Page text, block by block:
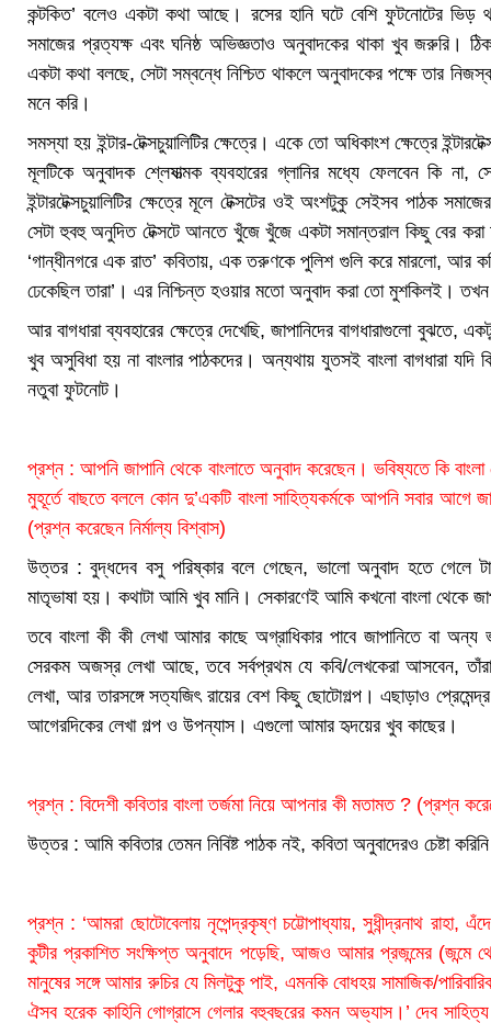
কন্টকিত’ বলেও একটা কথা আছে। রসের হানি ঘটে বেশি ফুটনোটের
সমাজের প্রত্যক্ষ এবং ঘনিষ্ঠ অভিজ্ঞতাও অনুবাদকের থাকা খুব জরুরি।
একটা কথা বলছে, সেটা সম্বন্ধে নিশ্চিত থাকলে অনুবাদকের পক্ষে তার
মনে করি।
সমস্যা হয় ইন্টার-টেক্সচুয়ালিটির ক্ষেত্রে। একে তো অধিকাংশ ক্ষেত্রে
মূলটিকে অনুবাদক শ্লেষাত্মক ব্যবহারের গ্লানির মধ্যে ফেলবেন কি না,
ইন্টারটেক্সচুয়ালিটির ক্ষেত্রে মূলে টেক্সটের ওই অংশটুকু সেইসব পাঠক
সেটা হুবহু অনুদিত টেক্সটে আনতে খুঁজে খুঁজে একটা সমান্তরাল কিছু বের করা
‘গান্ধীনগরে এক রাত’ কবিতায়, এক তরুণকে পুলিশ গুলি করে মারলো, আর
ঢেকেছিল তারা’। এর নিশ্চিন্ত হওয়ার মতো অনুবাদ করা তো মুশকিলই।
আর বাগধারা ব্যবহারের ক্ষেত্রে দেখেছি, জাপানিদের বাগধারাগুলো
খুব অসুবিধা হয় না বাংলার পাঠকদের। অন্যথায় যুতসই বাংলা বাগধারা
নতুবা ফুটনোট।
প্রশ্ন : আপনি জাপানি থেকে বাংলাতে অনুবাদ করেছেন। ভবিষ্যতে কি
মুহূর্তে বাছতে বললে কোন দু’একটি বাংলা সাহিত্যকর্মকে আপনি সবার আগে
(প্রশ্ন করেছেন নির্মাল্য বিশ্বাস)
উত্তর : বুদ্ধদেব বসু পরিষ্কার বলে গেছেন, ভালো অনুবাদ হতে গেলে
মাতৃভাষা হয়। কথাটা আমি খুব মানি। সেকারণেই আমি কখনো বাংলা থেকে
তবে বাংলা কী কী লেখা আমার কাছে অগ্রাধিকার পাবে জাপানিতে বা
সেরকম অজস্র লেখা আছে, তবে সর্বপ্রথম যে কবি/লেখকেরা আসবেন, তাঁরা
লেখা, আর তারসঙ্গে সত্যজিৎ রায়ের বেশ কিছু ছোটোগল্প। এছাড়াও প্রেমেন্দ্র
আগেরদিকের লেখা গল্প ও উপন্যাস। এগুলো আমার হৃদয়ের খুব কাছের।
প্রশ্ন : বিদেশী কবিতার বাংলা তর্জমা নিয়ে আপনার কী মতামত ? (প্রশ্ন
উত্তর : আমি কবিতার তেমন নিবিষ্ট পাঠক নই, কবিতা অনুবাদেরও চেষ্টা
প্রশ্ন : ‘আমরা ছোটোবেলায় নৃপেন্দ্রকৃষ্ণ চট্টোপাধ্যায়, সুধীন্দ্রনাথ রাহা,
কুটীর প্রকাশিত সংক্ষিপ্ত অনুবাদে পড়েছি, আজও আমার প্রজন্মের (জন্মে
মানুষের সঙ্গে আমার রুচির যে মিলটুকু পাই, এমনকি বোধহয় সামাজিক/
ঐসব হরেক কাহিনি গোগ্রাসে গেলার বহুবছরের কমন অভ্যাস।’ দেব সাহিত্য